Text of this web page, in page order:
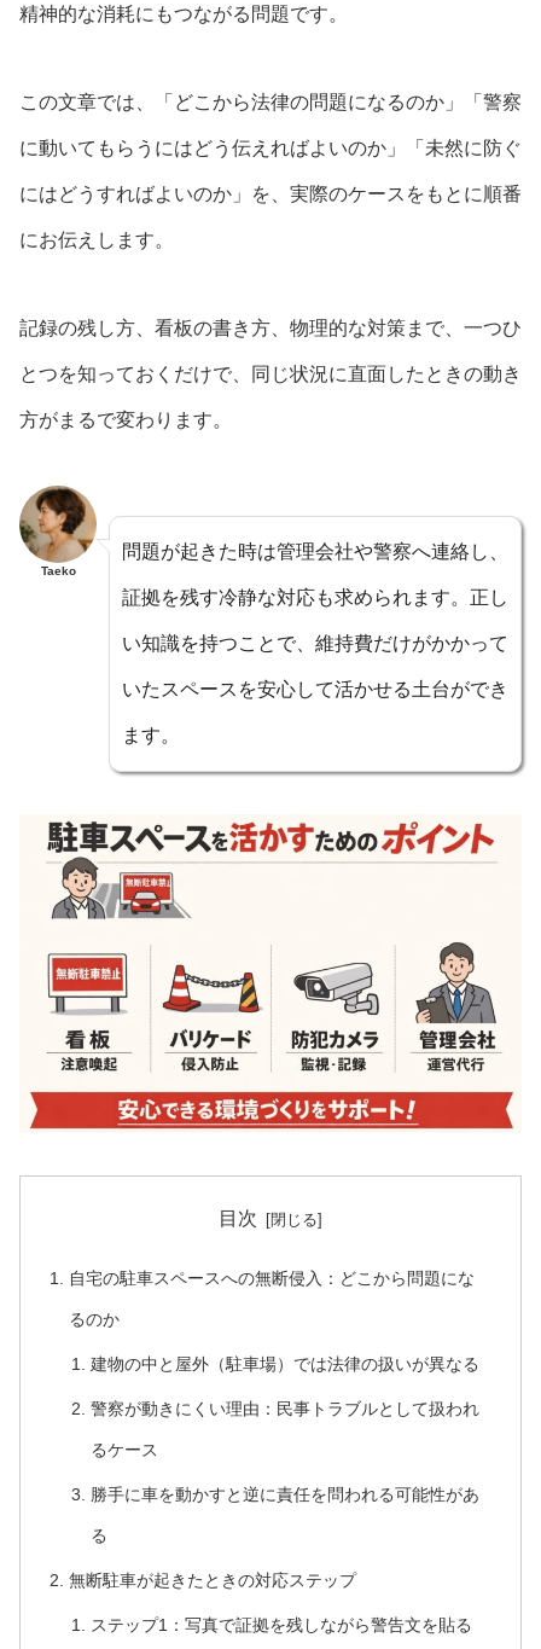
精神的な消耗にもつながる問題です。
この文章では、「どこから法律の問題になるのか」「警察
に動いてもらうにはどう伝えればよいのか」「未然に防ぐ
にはどうすればよいのか」を、実際のケースをもとに順番
にお伝えします。
記録の残し方、看板の書き方、物理的な対策まで、一つひ
とつを知っておくだけで、同じ状況に直面したときの動き
方がまるで変わります。
Taeko
問題が起きた時は管理会社や警察へ連絡し、
証拠を残す冷静な対応も求められます。正し
い知識を持つことで、維持費だけがかかって
いたスペースを安心して活かせる土台ができ
ます。
目次
自宅の駐車スペースへの無断侵入：どこから問題にな
るのか
建物の中と屋外（駐車場）では法律の扱いが異なる
警察が動きにくい理由：民事トラブルとして扱われ
るケース
勝手に車を動かすと逆に責任を問われる可能性があ
る
無断駐車が起きたときの対応ステップ
ステップ1：写真で証拠を残しながら警告文を貼る